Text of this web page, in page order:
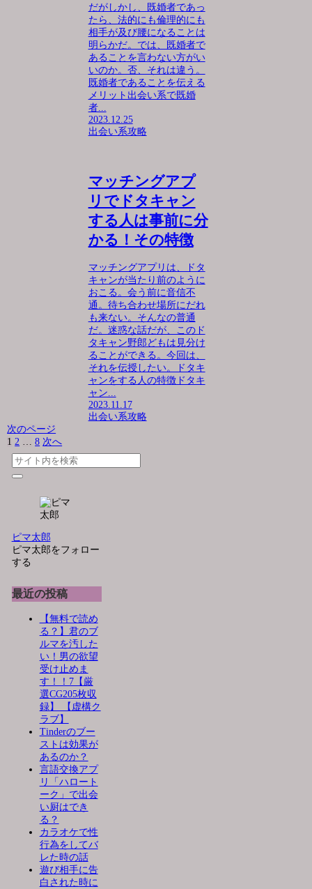
だがしかし、既婚者であっ
たら、法的にも倫理的にも
相手が及び腰になることは
明らかだ。では、既婚者で
あることを言わない方がい
いのか。否、それは違う。
既婚者であることを伝える
メリット出会い系で既婚
者...
2023.12.25
出会い系攻略
マッチングアプ
リでドタキャン
する人は事前に分
かる！その特徴
マッチングアプリは、ドタ
キャンが当たり前のように
おこる。会う前に音信不
通。待ち合わせ場所にだれ
も来ない。そんなの普通
だ。迷惑な話だが、このド
タキャン野郎どもは見分け
ることができる。今回は、
それを伝授したい。ドタキ
ャンをする人の特徴ドタキ
ャン...
2023.11.17
出会い系攻略
次のページ
1 2 … 8 次へ
ピマ太郎
ピマ太郎をフォロー
する
最近の投稿
【無料で読め
る？】君のブ
ルマを汚した
い！男の欲望
受け止めま
す！！7【厳
選CG205枚収
録】 【虚構ク
ラブ】
Tinderのブー
ストは効果が
あるのか？
言語交換アプ
リ「ハロート
ーク」で出会
い厨はでき
る？
カラオケで性
行為をしてバ
レた時の話
遊び相手に告
白された時に